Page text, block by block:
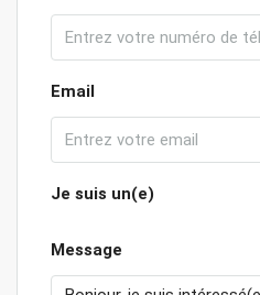
Email
Je suis un(e)
Message